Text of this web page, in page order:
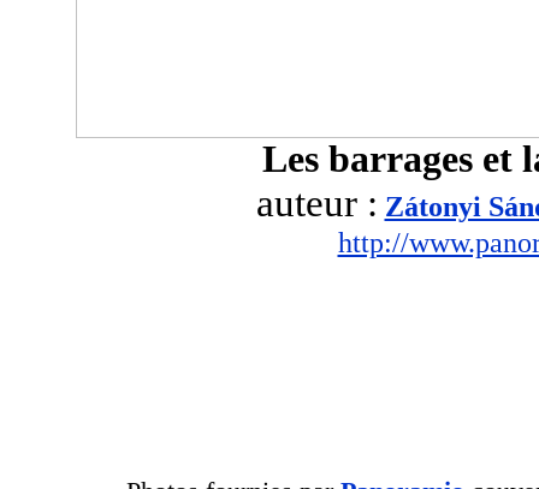
Les barrages et
auteur : Zátonyi
http://